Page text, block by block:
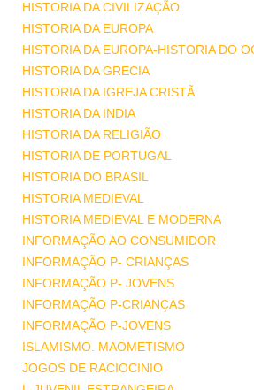
HISTORIA DA CIVILIZAÇÃO
HISTORIA DA EUROPA
HISTORIA DA EUROPA-HISTORIA DO
HISTORIA DA GRECIA
HISTORIA DA IGREJA CRISTÃ
HISTORIA DA INDIA
HISTORIA DA RELIGIÃO
HISTORIA DE PORTUGAL
HISTORIA DO BRASIL
HISTORIA MEDIEVAL
HISTORIA MEDIEVAL E MODERNA
INFORMAÇÃO AO CONSUMIDOR
INFORMAÇÃO P- CRIANÇAS
INFORMAÇÃO P- JOVENS
INFORMAÇÃO P-CRIANÇAS
INFORMAÇÃO P-JOVENS
ISLAMISMO. MAOMETISMO
JOGOS DE RACIOCINIO